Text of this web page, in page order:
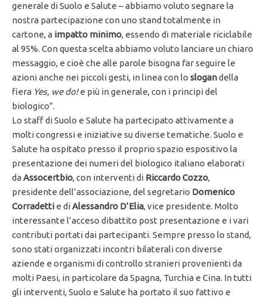
generale di Suolo e Salute – abbiamo voluto segnare la
nostra partecipazione con uno stand totalmente in
cartone, a impatto minimo, essendo di materiale riciclabile
al 95%. Con questa scelta abbiamo voluto lanciare un chiaro
messaggio, e cioè che alle parole bisogna far seguire le
azioni anche nei piccoli gesti, in linea con lo slogandella
fiera Yes, we do!e più in generale, con i principi del
biologico”.
Lo staff di Suolo e Salute ha partecipato attivamente a
molti congressi e iniziative su diverse tematiche. Suolo e
Salute ha ospitato presso il proprio spazio espositivo la
presentazione dei numeri del biologico italiano elaborati
daAssocertbio, con interventi di Riccardo Cozzo,
presidente dell’associazione, del segretario Domenico
Corradetti e diAlessandro D’Elia, vice presidente. Molto
interessante l’acceso dibattito post presentazione e i vari
contributi portati dai partecipanti. Sempre presso lo stand,
sono stati organizzati incontri bilaterali con diverse
aziende e organismi di controllo stranieri provenienti da
molti Paesi, in particolare da Spagna, Turchia e Cina. In tutti
gli interventi, Suolo e Salute ha portato il suo fattivo e